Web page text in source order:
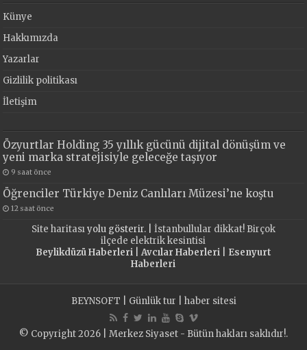
Künye
Hakkımızda
Yazarlar
Gizlilik politikası
İletişim
Özyurtlar Holding 35 yıllık gücünü dijital dönüşüm ve
yeni marka stratejisiyle geleceğe taşıyor
9 saat önce
Öğrenciler Türkiye Deniz Canlıları Müzesi’ne koştu
12 saat önce
Site haritasıyolu gösterir. | İstanbullular dikkat! Birçok
ilçede elektrik kesintisi
Beylikdüzü Haberleri| Avcılar Haberleri| Esenyurt
Haberleri
BEYNSOFT Günlük tur haber sitesi
© Copyright 2026 | Merkez Siyaset - Bütün hakları saklıdır!.